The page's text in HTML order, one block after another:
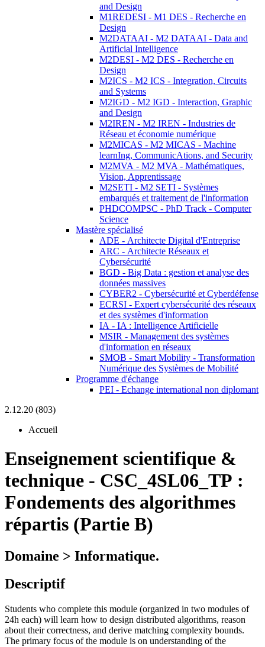
and Design
M1REDESI - M1 DES - Recherche en
Design
M2DATAAI - M2 DATAAI - Data and
Artificial Intelligence
M2DESI - M2 DES - Recherche en
Design
M2ICS - M2 ICS - Integration, Circuits
and Systems
M2IGD - M2 IGD - Interaction, Graphic
and Design
M2IREN - M2 IREN - Industries de
Réseau et économie numérique
M2MICAS - M2 MICAS - Machine
learnIng, CommunicAtions, and Security
M2MVA - M2 MVA - Mathématiques,
Vision, Apprentissage
M2SETI - M2 SETI - Systèmes
embarqués et traitement de l'information
PHDCOMPSC - PhD Track - Computer
Science
Mastère spécialisé
ADE - Architecte Digital d'Entreprise
ARC - Architecte Réseaux et
Cybersécurité
BGD - Big Data : gestion et analyse des
données massives
CYBER2 - Cybersécurité et Cyberdéfense
ECRSI - Expert cybersécurité des réseaux
et des systèmes d'information
IA - IA : Intelligence Artificielle
MSIR - Management des systèmes
d'information en réseaux
SMOB - Smart Mobility - Transformation
Numérique des Systèmes de Mobilité
Programme d'échange
PEI - Echange international non diplomant
2.12.20 (803)
Accueil
Enseignement scientifique &
technique - CSC_4SL06_TP :
Fondements des algorithmes
répartis (Partie B)
Domaine > Informatique.
Descriptif
Students who complete this module (organized in two modules of
24h each) will learn how to design distributed algorithms, reason
about their correctness, and derive matching complexity bounds.
The primary focus of the module is on understanding of the